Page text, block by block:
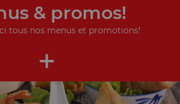
& promos!
tous nos menus et promotions!
+